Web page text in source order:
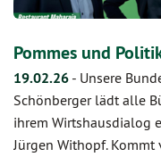
Pommes und
19.02.26 - Unsere
Schönberger lädt alle
ihrem Wirtshausdialog
Jürgen Withopf.